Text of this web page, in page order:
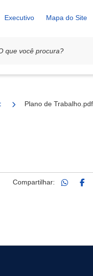
Executivo Mapa do Site
de Pais e Amigos dos
Plano de Trabalho.pdf
Compartilhar: